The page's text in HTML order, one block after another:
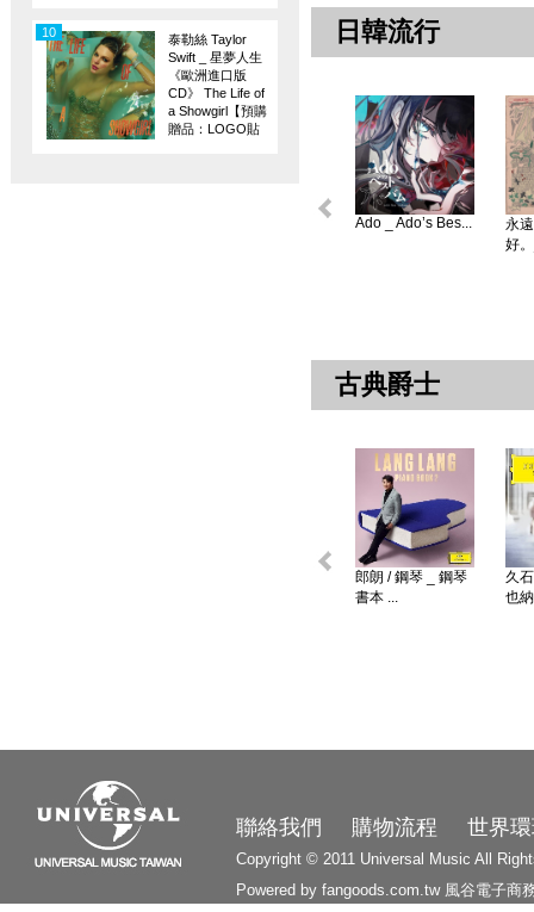
泰勒絲 Taylor
Swift _ 星夢人生
《歐洲進口版
CD》 The Life of
a Showgirl【預購
贈品：LOGO貼
10 日韓流行
Ado _ Ado’s Bes...
永
好
古典爵士
郎朗 / 鋼琴 _ 鋼琴
書本 ...
久
也
聯絡我們 購物流程 世界
Copyright © 2011 Universal Music All
Powered by fangoods.com.tw 風谷電子商